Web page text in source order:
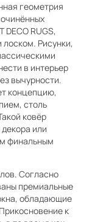
геометрия
DECO RUGS,
Рисунки,
в интерьер
вычурности.
концепцию,
столь
ковёр
или
финальным
Согласно
премиальные
обладающие
к